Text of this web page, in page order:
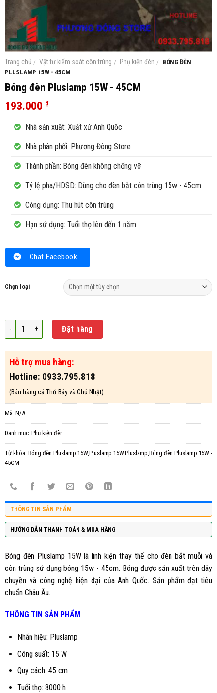
Trang chủ / Vật tư kiểm soát côn trùng / Phụ kiện đèn / BÓNG ĐÈN
PLUSLAMP 15W - 45CM
Bóng đèn Pluslamp 15W - 45CM
193.000 ₫
Nhà sản xuất: Xuất xứ Anh Quốc
Nhà phân phối: Phương Đông Store
Thành phần: Bóng đèn không chống vỡ
Tỷ lệ pha/HDSD: Dùng cho đèn bắt côn trùng 15w - 45cm
Công dụng: Thu hút côn trùng
Hạn sử dụng: Tuổi thọ lên đến 1 năm
Chat Facebook
Chọn loại:
Bóng đèn Pluslamp 15W - 45CM số lượng
Đặt hàng
Hỗ trợ mua hàng:
Hotline: 0933.795.818
(Bán hàng cả Thứ Bảy và Chủ Nhật)
Mã: N/A
Danh mục: Phụ kiện đèn
Từ khóa: Bóng đèn Pluslamp 15W,Pluslamp 15W,Pluslamp,Bóng đèn Pluslamp 15W -
45CM
THÔNG TIN SẢN PHẨM
HƯỚNG DẪN THANH TOÁN & MUA HÀNG
Bóng đèn Pluslamp 15Wlà linh kiện thay thế cho đèn bắt muỗi và
côn trùng sử dụng bóng 15w - 45cm. Bóng được sản xuất trên dây
chuyền và công nghệ hiện đại của Anh Quốc. Sản phẩm đạt tiêu
chuẩn Châu Âu.
THÔNG TIN SẢN PHẨM
Nhãn hiệu: Pluslamp
Công suất: 15 W
Quy cách: 45 cm
Tuổi thọ: 8000 h